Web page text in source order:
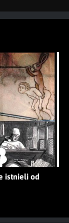
istnieli od